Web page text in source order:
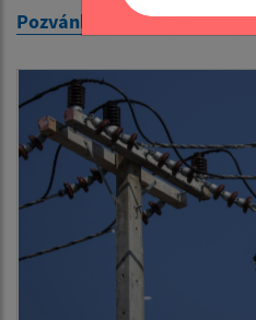
Pozvánka na výlet - MS SČK